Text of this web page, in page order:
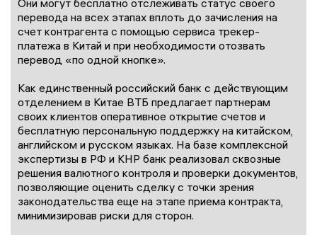
перевода на всех этапах вплоть до зачисления на
счет контрагента с помощью сервиса трекер-
платежа в Китай и при необходимости отозвать
перевод «по одной кнопке».
Как единственный российский банк с действующим
отделением в Китае ВТБ предлагает партнерам
своих клиентов оперативное открытие счетов и
бесплатную персональную поддержку на китайском,
английском и русском языках. На базе комплексной
экспертизы в РФ и КНР банк реализовал сквозные
решения валютного контроля и проверки документов,
позволяющие оценить сделку с точки зрения
законодательства еще на этапе приема контракта,
минимизировав риски для сторон.